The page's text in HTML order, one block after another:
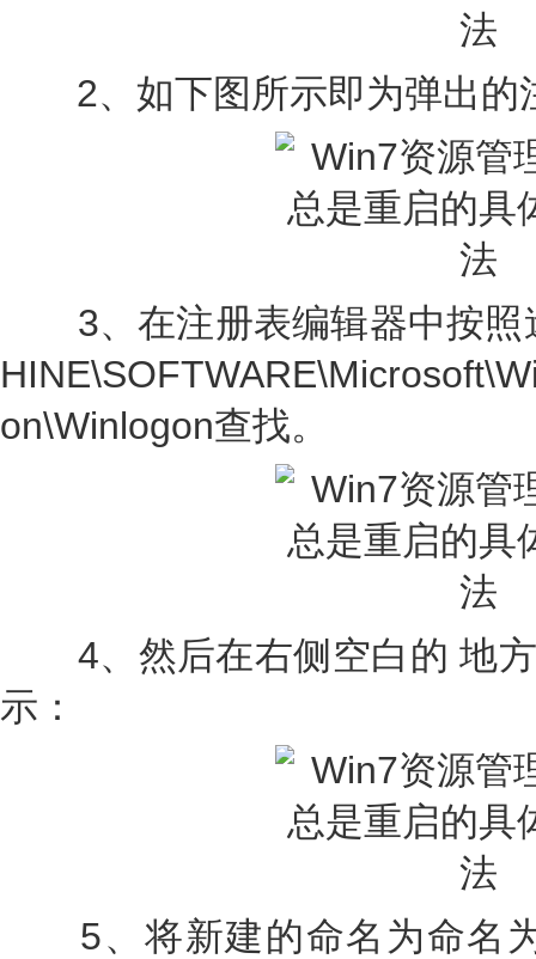
2、如下图所示即为弹出的
3、在注册表编辑器中按照
on\Winlogon查找。
4、然后在右侧空白的 地方
示：
5、将新建的命名为命名为